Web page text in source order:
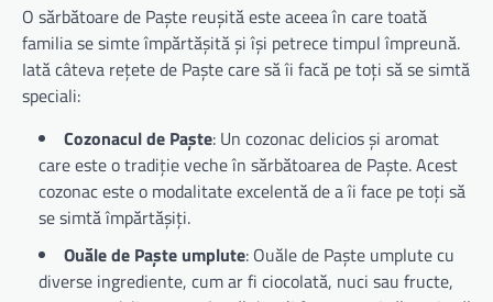
O sărbătoare de Paște reușită este aceea în care toată
familia se simte împărtășită și își petrece timpul împreună.
Iată câteva rețete de Paște care să îi facă pe toți să se simtă
speciali:
Cozonacul de Paște: Un cozonac delicios și aromat
care este o tradiție veche în sărbătoarea de Paște. Acest
cozonac este o modalitate excelentă de a îi face pe toți să
se simtă împărtășiți.
Ouăle de Paște umplute: Ouăle de Paște umplute cu
diverse ingrediente, cum ar fi ciocolată, nuci sau fructe,